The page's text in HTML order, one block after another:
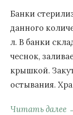
Банки
данного
л. В банки
чеснок,
крышкой.
остывания.
Читать далее